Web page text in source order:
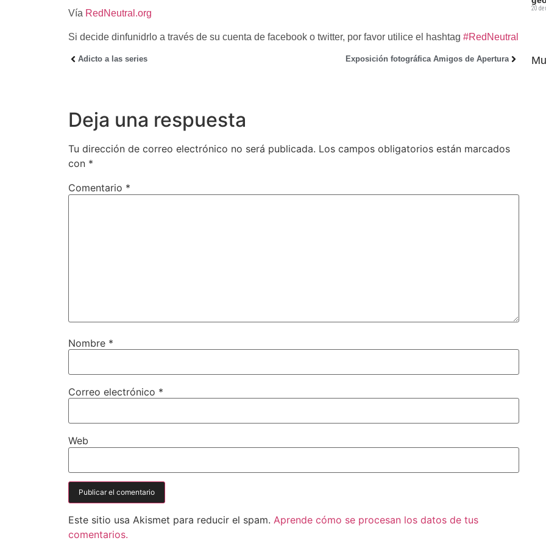
Vía RedNeutral.org
Si decide dinfunidrlo a través de su cuenta de facebook o twitter, por favor utilice el hashtag #RedNeutral
Adicto a las series Exposición fotográfica Amigos de Apertura
Deja una respuesta
Tu dirección de correo electrónico no será publicada. Los campos obligatorios están marcados
con *
Comentario *
Nombre *
Correo electrónico *
Web
Este sitio usa Akismet para reducir el spam. Aprende cómo se procesan los datos de tus
comentarios.
20 de